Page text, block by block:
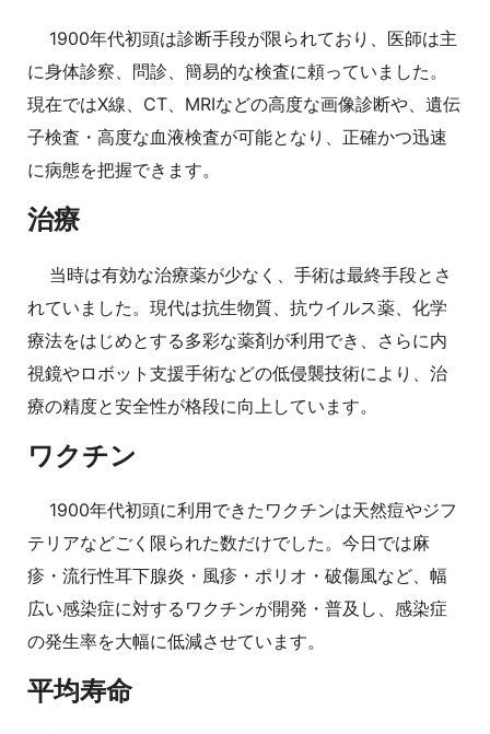
1900年代初頭は診断手段が限られており、医師は主
に身体診察、問診、簡易的な検査に頼っていました。
現在ではX線、CT、MRIなどの高度な画像診断や、遺伝
子検査・高度な血液検査が可能となり、正確かつ迅速
に病態を把握できます。
治療
当時は有効な治療薬が少なく、手術は最終手段とさ
れていました。現代は抗生物質、抗ウイルス薬、化学
療法をはじめとする多彩な薬剤が利用でき、さらに内
視鏡やロボット支援手術などの低侵襲技術により、治
療の精度と安全性が格段に向上しています。
ワクチン
1900年代初頭に利用できたワクチンは天然痘やジフ
テリアなどごく限られた数だけでした。今日では麻
疹・流行性耳下腺炎・風疹・ポリオ・破傷風など、幅
広い感染症に対するワクチンが開発・普及し、感染症
の発生率を大幅に低減させています。
平均寿命